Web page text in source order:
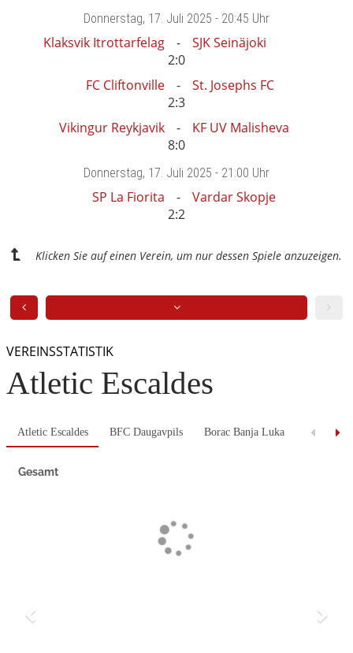
Donnerstag, 17. Juli 2025 - 20:45 Uhr
Klaksvik Itrottarfelag
SJK Seinäjoki
2:0
FC Cliftonville
St. Josephs FC
2:3
Vikingur Reykjavik
KF UV Malisheva
8:0
Donnerstag, 17. Juli 2025 - 21:00 Uhr
SP La Fiorita
Vardar Skopje
2:2
Klicken Sie auf einen Verein, um nur dessen Spiele anzuzeigen.
VEREINSSTATISTIK
Atletic Escaldes
Atletic Escaldes BFC Daugavpils Borac Banja Luka Decic
Gesamt